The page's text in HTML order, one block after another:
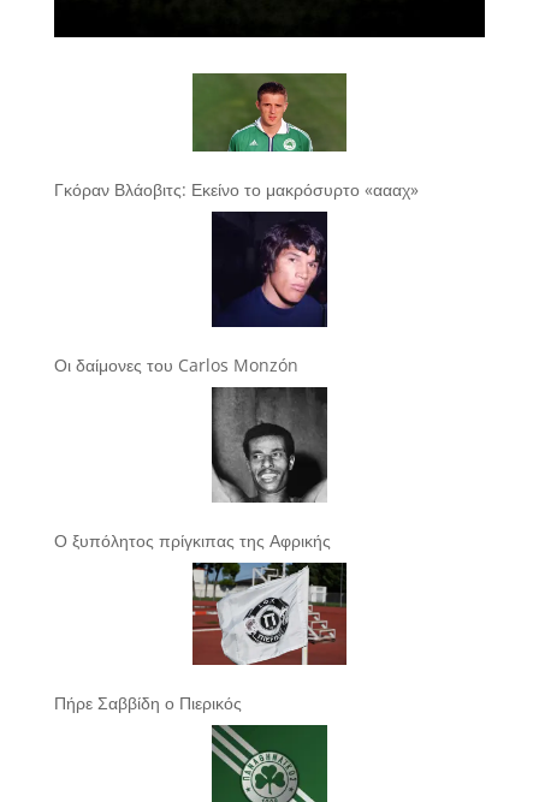
Γκόραν Βλάοβιτς: Εκείνο το μακρόσυρτο «αααχ»
Οι δαίμονες του Carlos Monzón
Ο ξυπόλητος πρίγκιπας της Αφρικής
Πήρε Σαββίδη ο Πιερικός